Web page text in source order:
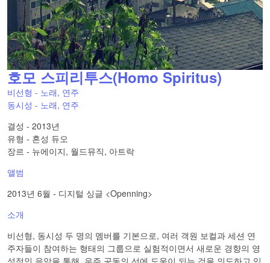
호모 스피리투스(Homo Spiritus)
비선형 - 노래, 연주
동시성 - 노래, 연주
결성 - 2013년
유형 - 혼성 듀오
장르 - 뉴에이지, 월드뮤직, 아트락
앨범
2013년 6월 - 디지털 싱글 <Openning>
소개
비선형, 동시성 두 명의 멤버를 기본으로, 여러 객원 보컬과 세션 연
주자들이 참여하는 형태의 그룹으로 실험적이면서 새로운 경향의 영